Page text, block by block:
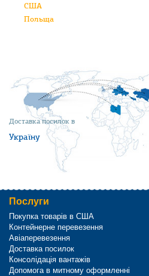
Доставка посилок в
Україну
США
Польща
Послуги
Покупка товарів в США
Контейнерне перевезення
Авіаперевезення
Доставка посилок
Консолідація вантажів
Допомога в митному оформленні